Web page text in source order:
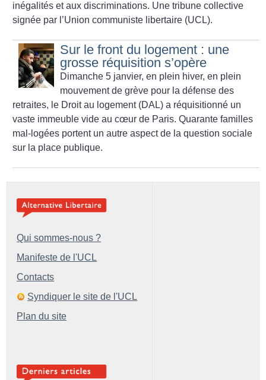
inégalités et aux discriminations. Une tribune collective
signée par l’Union communiste libertaire (UCL).
Sur le front du logement : une
grosse réquisition s’opère
Dimanche 5 janvier, en plein hiver, en plein
mouvement de grève pour la défense des
retraites, le Droit au logement (DAL) a réquisitionné un
vaste immeuble vide au cœur de Paris. Quarante familles
mal-logées portent un autre aspect de la question sociale
sur la place publique.
Qui sommes-nous ?
Manifeste de l'UCL
Contacts
Syndiquer le site de l'UCL
Plan du site